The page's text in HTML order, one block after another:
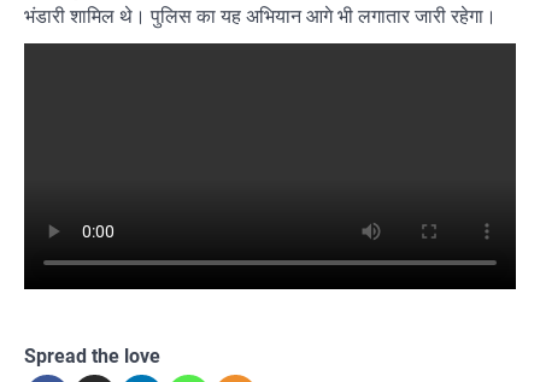
भंडारी शामिल थे। पुलिस का यह अभियान आगे भी लगातार जारी रहेगा।
Spread the love